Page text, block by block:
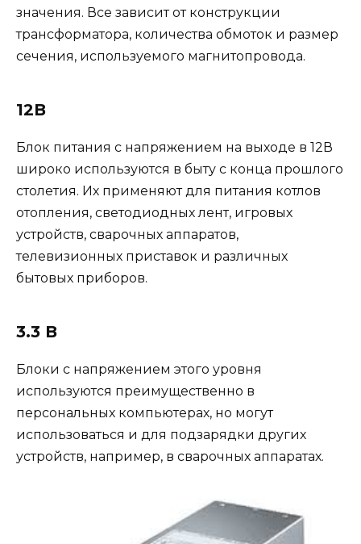
значения. Все зависит от конструкции
трансформатора, количества обмоток и размер
сечения, используемого магнитопровода.
12В
Блок питания с напряжением на выходе в 12В
широко используются в быту с конца прошлого
столетия. Их применяют для питания котлов
отопления, светодиодных лент, игровых
устройств, сварочных аппаратов,
телевизионных приставок и различных
бытовых приборов.
3.3 В
Блоки с напряжением этого уровня
используются преимущественно в
персональных компьютерах, но могут
использоваться и для подзарядки других
устройств, например, в сварочных аппаратах.